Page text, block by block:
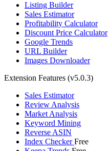
Listing Builder
Sales Estimator
Profitability Calculator
Discount Price Calculator
Google Trends
URL Builder
Images Downloader
Extension Features (v5.0.3)
Sales Estimator
Review Analysis
Market Analysis
Keyword Mining
Reverse ASIN
Index CheckerFree